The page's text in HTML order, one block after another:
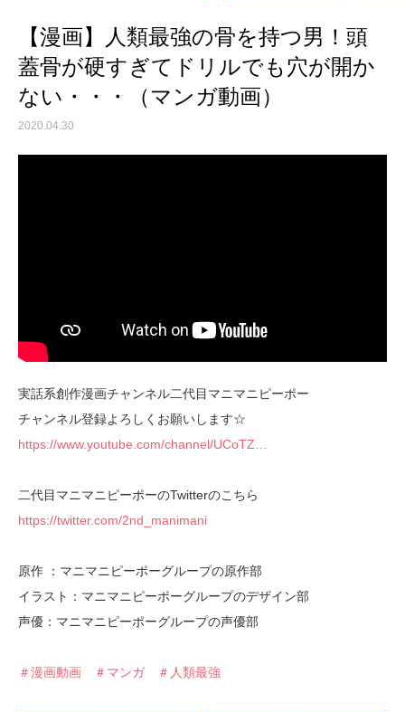
【漫画】人類最強の骨を持つ男！頭
蓋骨が硬すぎてドリルでも穴が開か
ない・・・（マンガ動画）
2020.04.30
実話系創作漫画チャンネル二代目マニマニピーポー
チャンネル登録よろしくお願いします☆
https://www.youtube.com/channel/UCoTZ…
二代目マニマニピーポーのTwitterのこちら
https://twitter.com/2nd_manimani
原作 ：マニマニピーポーグループの原作部
イラスト：マニマニピーポーグループのデザイン部
声優：マニマニピーポーグループの声優部
＃漫画動画 ＃マンガ ＃人類最強